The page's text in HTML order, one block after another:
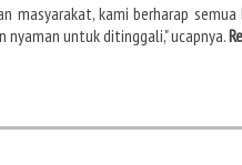
masyarakat, kami berharap
nyaman untuk ditinggali," ucapnya.